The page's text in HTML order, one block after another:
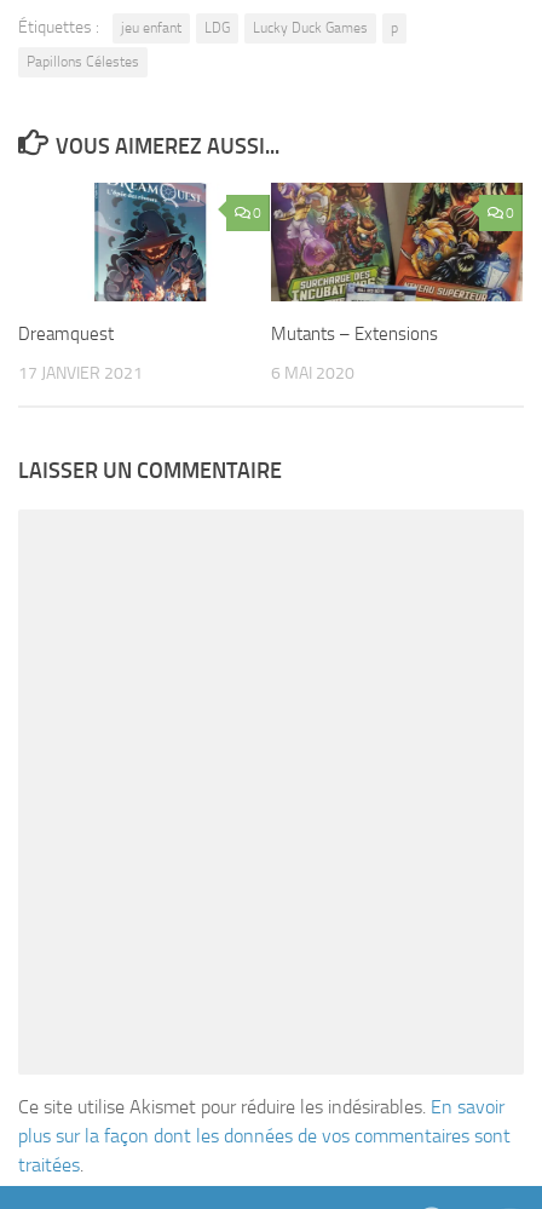
Étiquettes : jeu enfant LDG Lucky Duck Games
p
Papillons Célestes
VOUS AIMEREZ AUSSI...
0
Dreamquest
17 JANVIER 2021
0
Mutants – Extensions
6 MAI 2020
LAISSER UN COMMENTAIRE
Ce site utilise Akismet pour réduire les indésirables. En savoir
plus sur la façon dont les données de vos commentaires sont
traitées.